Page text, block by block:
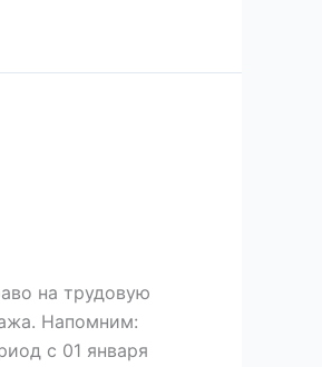
на трудовую
Напомним:
с 01 января